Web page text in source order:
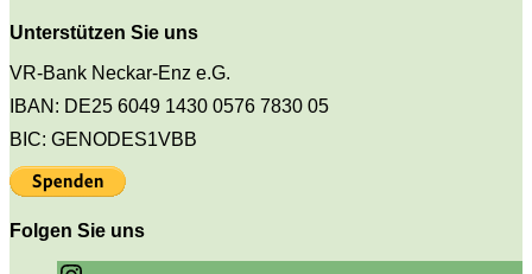
Unterstützen Sie uns
VR-Bank Neckar-Enz e.G.
IBAN: DE25 6049 1430 0576 7830 05
BIC: GENODES1VBB
Folgen Sie uns